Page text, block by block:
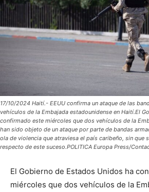
17/10/2024 Haití.- EEUU confirma un ataque de las
vehículos de la Embajada estadounidense en Haití.El
confirmado este miércoles que dos vehículos de la
han sido objeto de un ataque por parte de bandas
ola de violencia que atraviesa el país caribeño, sin que
respecto de este suceso.POLITICA Europa Press/
El Gobierno de Estados Unidos ha
miércoles que dos vehículos de la